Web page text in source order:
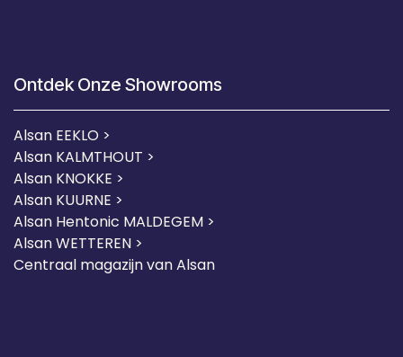
Ontdek Onze Showrooms
Alsan EEKLO >
Alsan KALMTHOUT >
Alsan KNOKKE >
Alsan KUURNE >
Alsan Hentonic MALDEGEM >
Alsan WETTEREN >
Centraal magazijn van Alsan